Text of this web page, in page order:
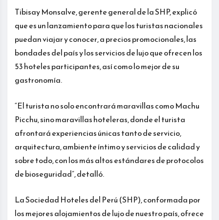
Tibisay Monsalve, gerente general de la SHP, explicó
que es un lanzamiento para que los turistas nacionales
puedan viajar y conocer, a precios promocionales, las
bondades del país y los servicios de lujo que ofrecen los
53 hoteles participantes, así como lo mejor de su
gastronomía.
“El turista no solo encontrará maravillas como Machu
Picchu, sino maravillas hoteleras, donde el turista
afrontará experiencias únicas tanto de servicio,
arquitectura, ambiente íntimo y servicios de calidad y
sobre todo, con los más altos estándares de protocolos
de bioseguridad”, detalló.
La Sociedad Hoteles del Perú (SHP), conformada por
los mejores alojamientos de lujo de nuestro país, ofrece